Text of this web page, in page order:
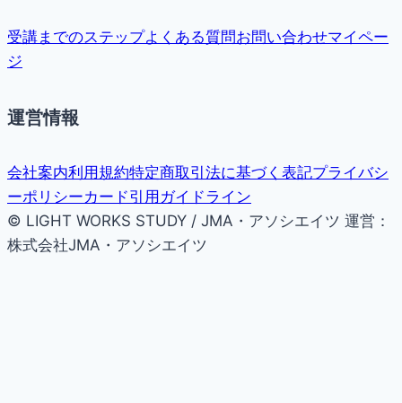
受講までのステップよくある質問お問い合わせマイペー
ジ
運営情報
会社案内利用規約特定商取引法に基づく表記プライバシ
ーポリシーカード引用ガイドライン
© LIGHT WORKS STUDY / JMA・アソシエイツ 運営：
株式会社JMA・アソシエイツ